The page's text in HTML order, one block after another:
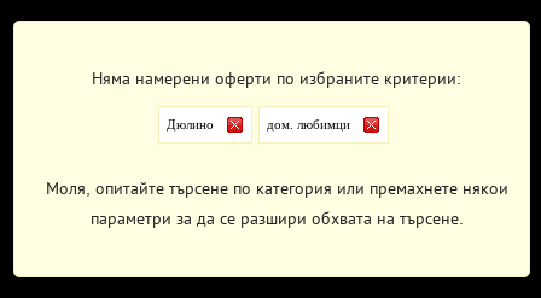
Няма намерени оферти по избраните критерии:
Дюлино дом. любимци
Моля, опитайте търсене по категория или премахнете някои
параметри за да се разшири обхвата на търсене.